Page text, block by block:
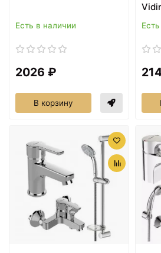
Есть в наличии
2026 ₽
В корзину